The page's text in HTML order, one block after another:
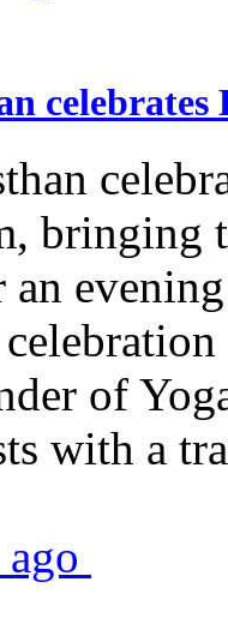
bringing
of
with a